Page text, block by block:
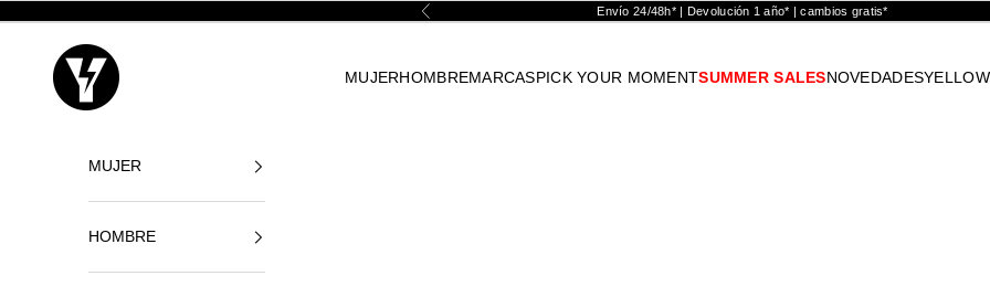
Anterior Envío 24/48h* | Devolución 1 año* | cambios gratis*
Yellowshop
MUJERHOMBREMARCASPICK YOUR MOMENTSUMMER SALESNOVEDADES
MUJER
HOMBRE